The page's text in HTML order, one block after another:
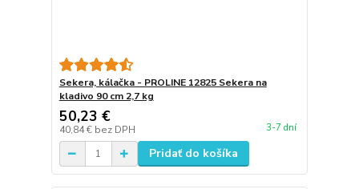
Sekera, kálačka - PROLINE 12825 Sekera na
kladivo 90 cm 2,7 kg
50,23 €
40,84 € bez DPH 3-7 dní
Pridať do košíka